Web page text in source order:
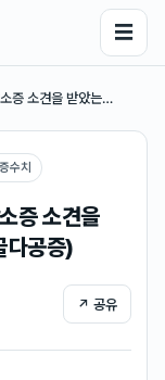
☰
증 소견을 받았는…
수치
증 소견을
다공증)
↗ 공유